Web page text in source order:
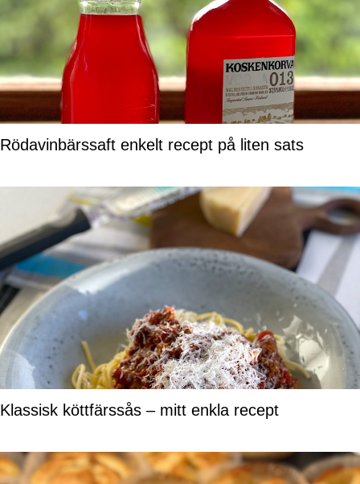
Rödavinbärssaft enkelt recept på liten sats
Klassisk köttfärssås – mitt enkla recept